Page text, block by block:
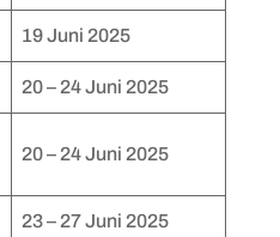
19 Juni 2025
20 – 24 Juni 2025
20 – 24 Juni 2025
23 – 27 Juni 2025